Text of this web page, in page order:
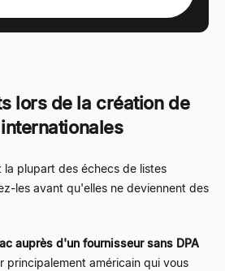
lors de la création de
la plupart des échecs de listes
les avant qu'elles ne deviennent des
auprès d'un fournisseur sans DPA
principalement américain qui vous